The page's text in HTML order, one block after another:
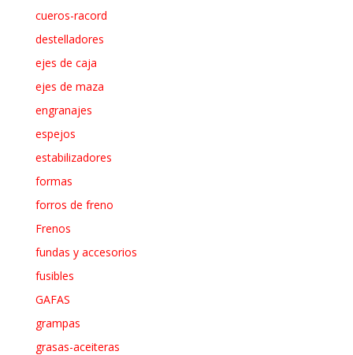
cueros-racord
destelladores
ejes de caja
ejes de maza
engranajes
espejos
estabilizadores
formas
forros de freno
Frenos
fundas y accesorios
fusibles
GAFAS
grampas
grasas-aceiteras